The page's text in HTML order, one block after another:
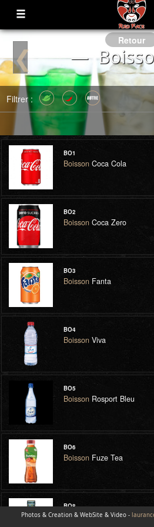
Mon Compte
Retour
—
❮
Filtrer :
BO1
BoissonCoca Cola
BO2
BoissonCoca Zero
BO3
BoissonFanta
BO4
BoissonViva
BO5
BoissonRosport Bleu
BO6
BoissonFuze Tea
BO8
BoissonArizonas Tea
Photos & Creation & WebSite & Video -